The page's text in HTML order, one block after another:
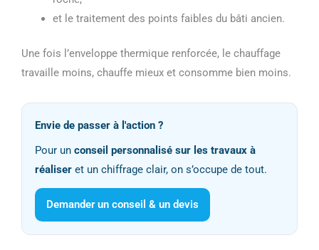
et le traitement des points faibles du bâti ancien.
Une fois l’enveloppe thermique renforcée, le chauffage
travaille moins, chauffe mieux et consomme bien moins.
Envie de passer à l'action ?
Pour un conseil personnalisé sur les travaux à
réaliser et un chiffrage clair, on s’occupe de tout.
Demander un conseil & un devis